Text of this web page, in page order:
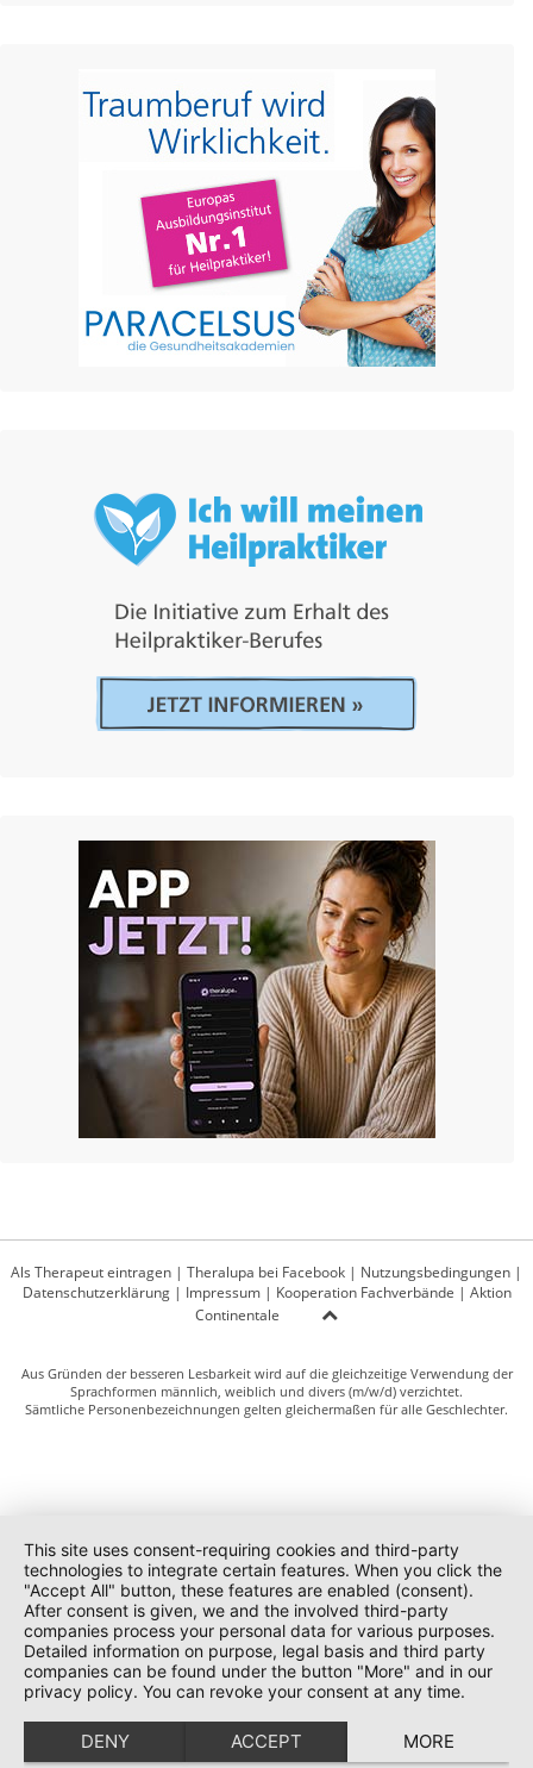
Als Therapeut eintragen | Theralupa bei Facebook | Nutzungsbedingungen |
Datenschutzerklärung| Impressum| Kooperation Fachverbände | Aktion
Continentale
Aus Gründen der besseren Lesbarkeit wird auf die gleichzeitige Verwendung der
Sprachformen männlich, weiblich und divers (m/w/d) verzichtet.
Sämtliche Personenbezeichnungen gelten gleichermaßen für alle Geschlechter.
This site uses consent-requiring cookies and third-party
technologies to integrate certain features. When you click the
"Accept All" button, these features are enabled (consent).
After consent is given, we and the involved third-party
companies process your personal data for various purposes.
Detailed information on purpose, legal basis and third party
companies can be found under the button "More" and in our
privacy policy. You can revoke your consent at any time.
DENY ACCEPT MORE